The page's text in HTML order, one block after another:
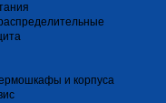
и корпуса